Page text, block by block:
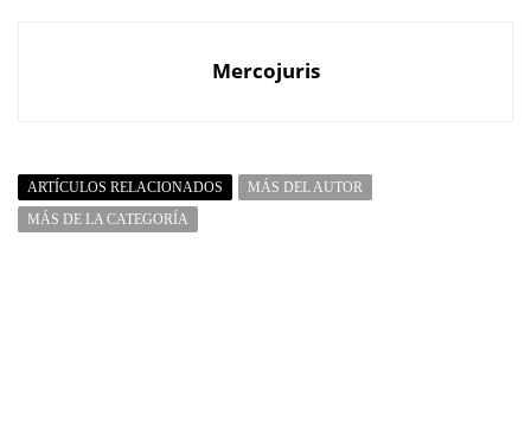
Mercojuris
ARTÍCULOS RELACIONADOS
MÁS DEL AUTOR
MÁS DE LA CATEGORÍA